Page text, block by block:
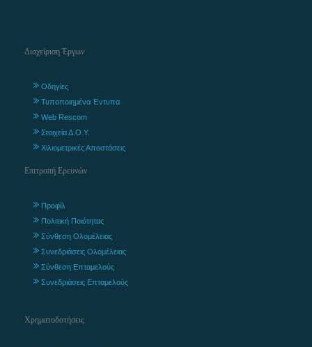
Διαχείριση Έργων
Οδηγίες
Τυποποιημένα Έντυπα
Web Rescom
Στοιχεία Δ.Ο.Υ.
Χιλιομετρικές Αποστάσεις
Επιτροπή Ερευνών
Προφίλ
Πολιτική Ποιότητας
Σύνθεση Ολομέλειας
Συνεδριάσεις Ολομέλειας
Σύνθεση Επταμελούς
Συνεδριάσεις Επταμελούς
Χρηματοδοτήσεις